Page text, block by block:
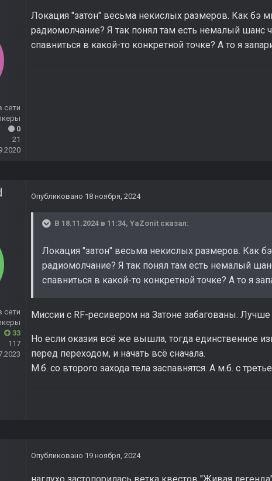
сети
0
21
Локация "затон" весьма некислых размеров. Как бэ
радиомолчание? Я так понял там есть немалый шанс
спавниться в какой-то конкретной точке? А то я
сети
33
117
Опубликовано 18 ноября, 2024
В 18.11.2024 в 11:34, YaZonit сказал:
Локация "затон" весьма некислых размеров. Как
радиомолчание? Я так понял там есть немалый
спавниться в какой-то конкретной точке? А то я
Миссии с RF-ресивером на Затоне забагованы. Лучше
Но если оказия всё же вышла, тогда единственное
перед переходом, и начать всё сначала.
М.б. со второго захода тела заспавнятся. А м.б. с
Опубликовано 19 ноября, 2024